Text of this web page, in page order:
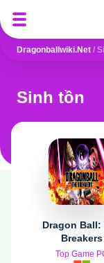
Dragonballwiki.net /
Sinh tồn
Dragon Ball:
Breakers
Top Game